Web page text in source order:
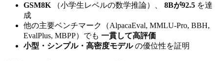
GSM8K （小学生レベルの数学推論）、 8Bが92.5 を達
成
他の主要ベンチマーク（AlpacaEval, MMLU-Pro, BBH,
EvalPlus, MBPP）でも 一貫して高評価
小型・シンプル・高密度モデルの優位性を証明